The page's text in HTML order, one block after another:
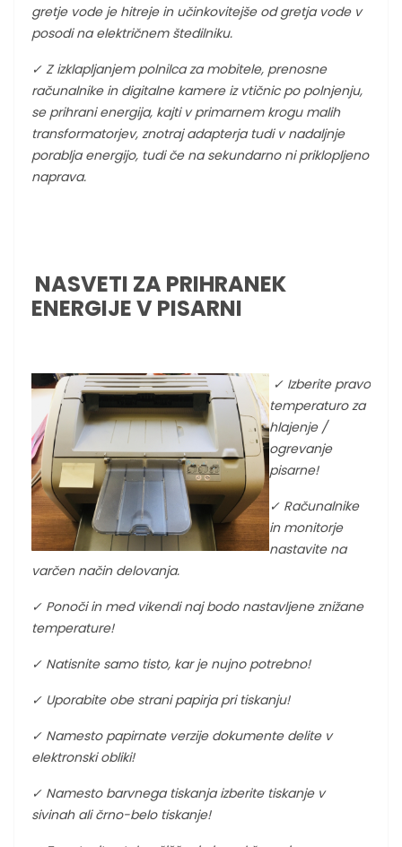
gretje vode je hitreje in učinkovitejše od gretja vode v
posodi na električnem štedilniku.
✓ Z izklapljanjem polnilca za mobitele, prenosne
računalnike in digitalne kamere iz vtičnic po polnjenju,
se prihrani energija, kajti v primarnem krogu malih
transformatorjev, znotraj adapterja tudi v nadaljnje
porablja energijo, tudi če na sekundarno ni priklopljeno
naprava.
NASVETI ZA PRIHRANEK
ENERGIJE V PISARNI
✓ Izberite pravo
temperaturo za
hlajenje /
ogrevanje
pisarne!
✓ Računalnike
in monitorje
nastavite na
varčen način delovanja.
✓ Ponoči in med vikendi naj bodo nastavljene znižane
temperature!
✓ Natisnite samo tisto, kar je nujno potrebno!
✓ Uporabite obe strani papirja pri tiskanju!
✓ Namesto papirnate verzije dokumente delite v
elektronski obliki!
✓ Namesto barvnega tiskanja izberite tiskanje v
sivinah ali črno-belo tiskanje!